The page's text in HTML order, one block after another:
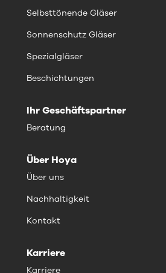
Selbsttönende Gläser
Sonnenschutz Gläser
Spezialgläser
Beschichtungen
Ihr Geschäftspartner
Beratung
Über Hoya
Über uns
Nachhaltigkeit
Kontakt
Karriere
Karriere